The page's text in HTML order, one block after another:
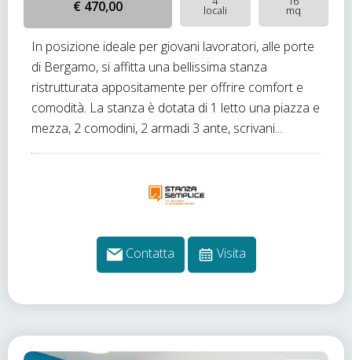
€ 470,00 locali mq
In posizione ideale per giovani lavoratori, alle porte
di Bergamo, si affitta una bellissima stanza
ristrutturata appositamente per offrire comfort e
comodità. La stanza è dotata di 1 letto una piazza e
mezza, 2 comodini, 2 armadi 3 ante, scrivani...
Contatta Visita